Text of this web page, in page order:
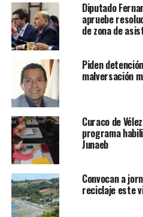
Diputado
apruebe
de zona de
Piden
malversación
Curaco de
programa
Junaeb
Convocan a
reciclaje este